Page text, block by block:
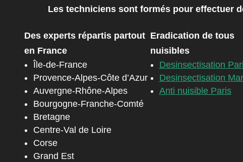
Les techniciens sont formés pour effectuer
Des experts répartis partout
en France
Île-de-France
Provence-Alpes-Côte d’Azur
Auvergne-Rhône-Alpes
Bourgogne-Franche-Comté
Bretagne
Centre-Val de Loire
Corse
Grand Est
Eradication de tous
nuisibles
Desinsectisation
Desinsectisation
Anti nuisible Paris